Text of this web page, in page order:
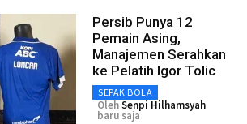
Persib Punya 12
Pemain Asing,
Manajemen Serahkan
ke Pelatih Igor Tolic
SEPAK BOLA
OlehSenpi Hilhamsyah
baru saja